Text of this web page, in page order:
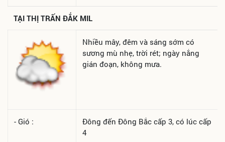
TẠI THỊ TRẤN ĐẮK MIL
Nhiều mây, đêm và sáng sớm có
sương mù nhẹ, trời rét; ngày nắng
gián đoạn, không mưa.
- Gió :
Đông đến Đông Bắc cấp 3, có lúc cấp
4